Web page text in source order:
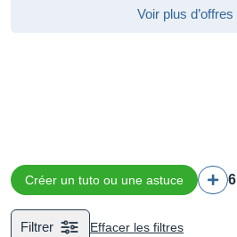
Voir plus d’offres
Créer un tuto ou une astuce 6
Filtrer Effacer les filtres